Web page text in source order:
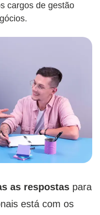
cargos de gestão
as respostas para
está com os